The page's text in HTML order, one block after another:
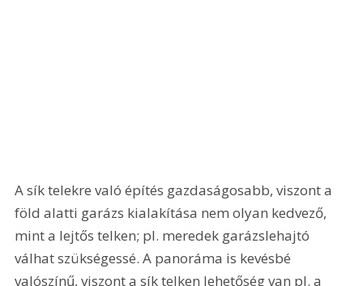
A sík telekre való építés gazdaságosabb, viszont a
föld alatti garázs kialakítása nem olyan kedvező,
mint a lejtős telken; pl. meredek garázslehajtó
válhat szükségessé. A panoráma is kevésbé
valószínű, viszont a sík telken lehetőség van pl. a